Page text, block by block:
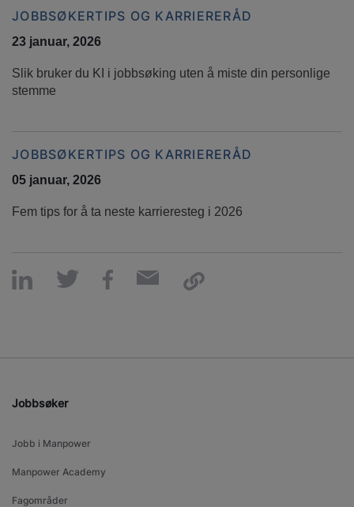
JOBBSØKERTIPS OG KARRIERERÅD
23 januar, 2026
Slik bruker du KI i jobbsøking uten å miste din personlige
stemme
JOBBSØKERTIPS OG KARRIERERÅD
05 januar, 2026
Fem tips for å ta neste karrieresteg i 2026
Jobbsøker
Jobb i Manpower
Manpower Academy
Fagområder